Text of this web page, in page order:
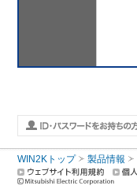
WIN2Kトップ 製品情報